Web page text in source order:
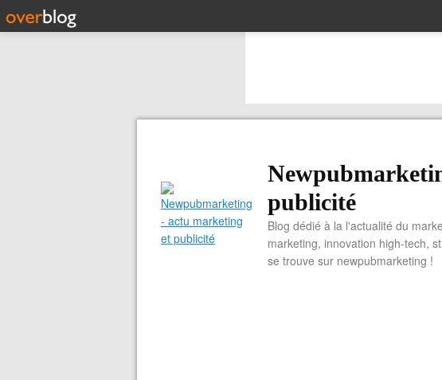
publicité
Blog dédié à la l'actualité du
marketing, innovation high-tech,
se trouve sur newpubmarketing !